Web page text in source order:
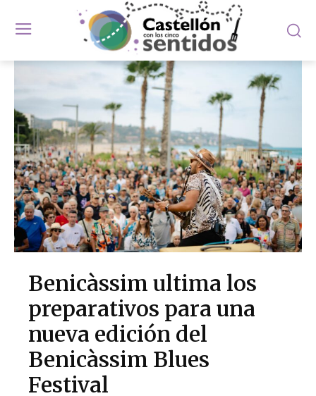
Benicàssim ultima los
preparativos para una
nueva edición del
Benicàssim Blues
Festival